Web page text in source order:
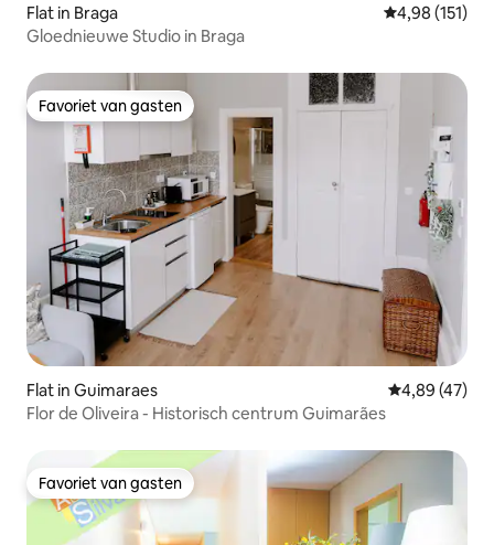
Flat in Braga Gemiddelde
4,98 (151)
Gloednieuwe Studio in Braga
Favoriet van gasten
Favoriet van gasten
Flat in Guimaraes Gemiddelde
4,89 (47)
Flor de Oliveira - Historisch centrum Guimarães
Favoriet van gasten
Favoriet van gasten